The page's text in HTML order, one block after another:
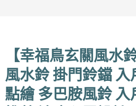
【幸福鳥玄關風水
風水鈴 掛門鈴鐺 入
點繪 多巴胺風鈴 入